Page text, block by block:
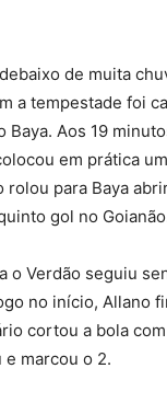
de muita
a tempestade foi
Baya. Aos 19
em prática
rolou para Baya
gol no
o Verdão seguiu
no início, Allano
cortou a bola
marcou o 2.